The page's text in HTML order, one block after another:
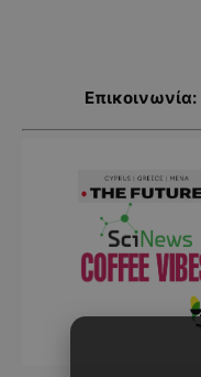
Επικοινωνία: